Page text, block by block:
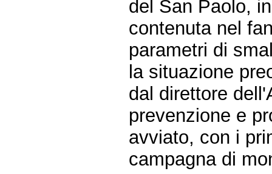
del San Paolo,
contenuta nel
parametri di
la situazione
dal direttore
prevenzione e
avviato, con i
campagna di